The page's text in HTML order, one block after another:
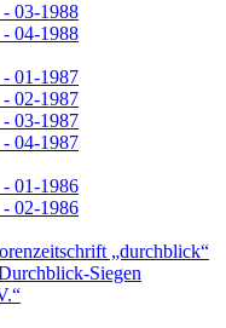
„durchblick“
Siegen